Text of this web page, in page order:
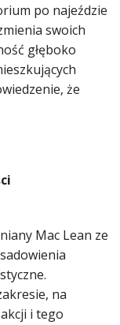
po najeździe
swoich
głęboko
że
Mac Lean ze
na
i tego